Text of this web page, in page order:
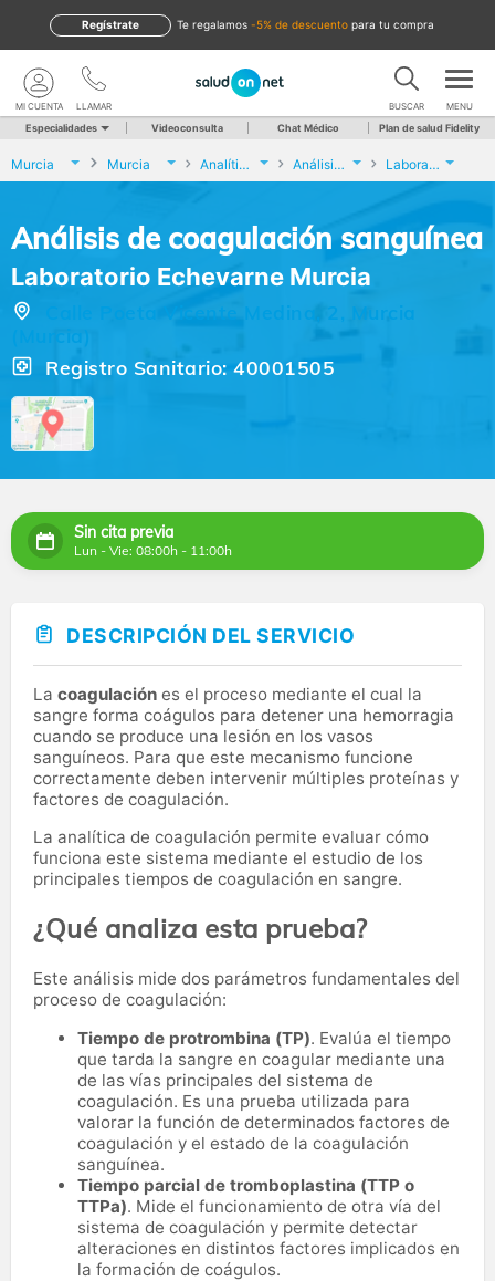
te regalamos -5% de descuento para tu compra
Regístrate
LLAMAR
MI CUENTA BUSCAR MENU
Especialidades Videoconsulta Chat Médico Plan de salud Fidelity
Murcia Murcia Analíticas y Genética Análisis de coagulación sanguínea Laboratorio Echevarne Murcia
Análisis de coagulación sanguínea
Laboratorio Echevarne Murcia
Calle Poeta Vicente Medina, 2, Murcia
(Murcia)
Registro Sanitario: 40001505
Sin cita previa
Lun - Vie: 08:00h - 11:00h
DESCRIPCIÓN DEL SERVICIO
La coagulación es el proceso mediante el cual la
sangre forma coágulos para detener una hemorragia
cuando se produce una lesión en los vasos
sanguíneos. Para que este mecanismo funcione
correctamente deben intervenir múltiples proteínas y
factores de coagulación.
La analítica de coagulación permite evaluar cómo
funciona este sistema mediante el estudio de los
principales tiempos de coagulación en sangre.
¿Qué analiza esta prueba?
Este análisis mide dos parámetros fundamentales del
proceso de coagulación:
Tiempo de protrombina (TP). Evalúa el tiempo
que tarda la sangre en coagular mediante una
de las vías principales del sistema de
coagulación. Es una prueba utilizada para
valorar la función de determinados factores de
coagulación y el estado de la coagulación
sanguínea.
Tiempo parcial de tromboplastina (TTP o
TTPa). Mide el funcionamiento de otra vía del
sistema de coagulación y permite detectar
alteraciones en distintos factores implicados en
la formación de coágulos.